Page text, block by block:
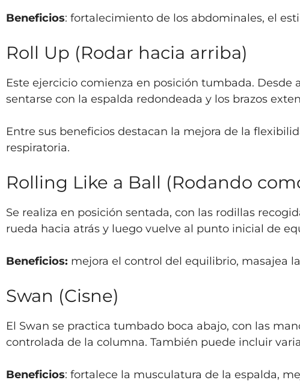
Beneficios: fortalecimiento de los abdominales, el
Roll Up (Rodar hacia arriba)
Este ejercicio comienza en posición tumbada.
sentarse con la espalda redondeada y los brazos
Entre sus beneficios destacan la mejora de la
respiratoria.
Rolling Like a Ball (Rodando
Se realiza en posición sentada, con las rodillas
rueda hacia atrás y luego vuelve al punto inicial de
Beneficios: mejora el control del equilibrio, masajea
Swan (Cisne)
El Swan se practica tumbado boca abajo, con las
controlada de la columna. También puede incluir
Beneficios: fortalece la musculatura de la espalda,